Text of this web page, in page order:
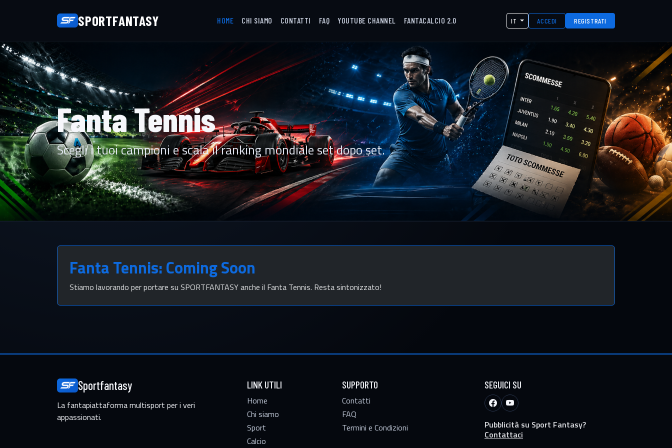
SPORTFANTASY HOME CHI SIAMO CONTATTI FAQ YOUTUBE CHANNEL FANTACALCIO 2.0 IT ACCEDI REGISTRATI
Fanta Tennis
Scegli i tuoi campioni e scala il ranking mondiale set dopo set.
Fanta Tennis: Coming Soon
Stiamo lavorando per portare su SPORTFANTASY anche il Fanta Tennis. Resta sintonizzato!
Sportfantasy
La fantapiattaforma multisport per i veri
appassionati.
LINK UTILI
Home
Chi siamo
Sport
Calcio
SUPPORTO
Contatti
FAQ
Termini e Condizioni
SEGUICI SU
Pubblicità su Sport Fantasy?
Contattaci